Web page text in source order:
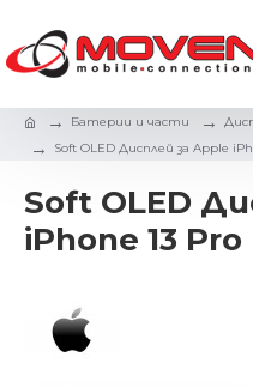
Батерии и части
Soft OLED Дисплей за Apple
Soft OLED
iPhone 13